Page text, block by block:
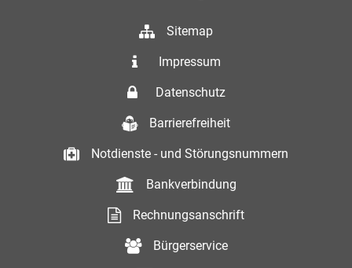
Sitemap
Impressum
Datenschutz
Barrierefreiheit
Notdienste - und Störungsnummern
Bankverbindung
Rechnungsanschrift
Bürgerservice